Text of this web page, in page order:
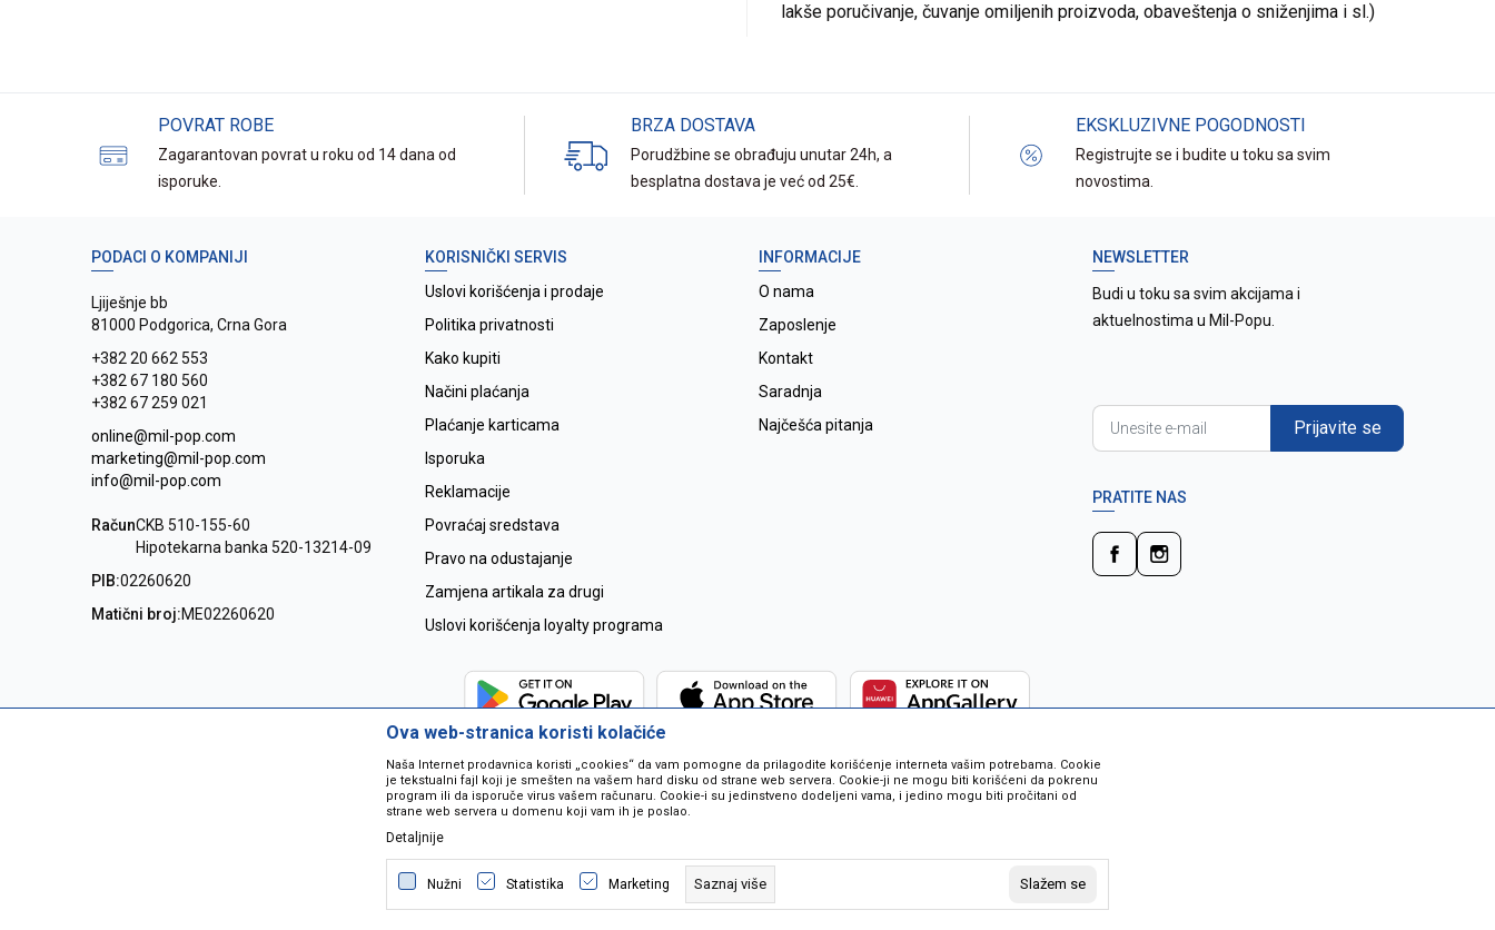
lakše poručivanje, čuvanje omiljenih proizvoda, obaveštenja o sniženjima i sl.)
POVRAT ROBE
Zagarantovan povrat u roku od 14 dana od
isporuke.
BRZA DOSTAVA
Porudžbine se obrađuju unutar 24h, a
besplatna dostava je već od 25€.
EKSKLUZIVNE POGODNOSTI
Registrujte se i budite u toku sa svim
novostima.
PODACI O KOMPANIJI
Ljiješnje bb
81000 Podgorica, Crna Gora
+382 20 662 553
+382 67 180 560
+382 67 259 021
online@mil-pop.com
marketing@mil-pop.com
info@mil-pop.com
RačunCKB 510-155-60
Hipotekarna banka 520-13214-09
PIB:02260620
Matični broj:ME02260620
KORISNIČKI SERVIS
Uslovi korišćenja i prodaje
Politika privatnosti
Kako kupiti
Načini plaćanja
Plaćanje karticama
Isporuka
Reklamacije
Povraćaj sredstava
Pravo na odustajanje
Zamjena artikala za drugi
Uslovi korišćenja loyalty programa
INFORMACIJE
O nama
Zaposlenje
Kontakt
Saradnja
Najčešća pitanja
NEWSLETTER
Budi u toku sa svim akcijama i
aktuelnostima u Mil-Popu.
Prijavite se
PRATITE NAS
Nastojimo da budemo što precizniji u opisu proizvoda, prikazu slika i samih cijena ali ne možemo garantovati da su sve informacije kompletne i bez
grešaka. Svi artikli na sajtu su dio naše ponude i ne podrazumjeva se da su dostupni u svakom trenutku. Raspoloživost robe možete provjeriti besplatnim
pozivom na broj 067259021.
©2026www.mil-pop.com, IzradaNB SOFT. Sva prava zadržana.
Ova web-stranica koristi kolačiće
Naša Internet prodavnica koristi „cookies“ da vam pomogne da prilagodite korišćenje interneta vašim potrebama. Cookie
je tekstualni fajl koji je smešten na vašem hard disku od strane web servera. Cookie-ji ne mogu biti korišćeni da pokrenu
program ili da isporuče virus vašem računaru. Cookie-i su jedinstveno dodeljeni vama, i jedino mogu biti pročitani od
strane web servera u domenu koji vam ih je poslao.
Detaljnije
Nužni Statistika Marketing Saznaj više Slažem se